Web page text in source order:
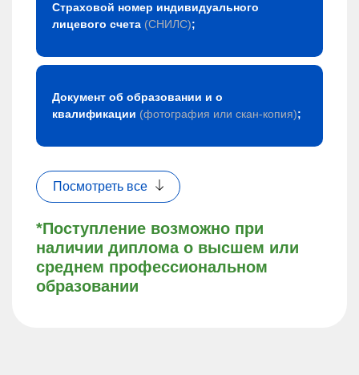
*Поступление возможно при
наличии диплома о высшем или
среднем профессиональном
образовании
Страховой номер индивидуального
лицевого счета (СНИЛС);
Документ об образовании и о
квалификации (фотография или скан-копия);
Посмотреть все